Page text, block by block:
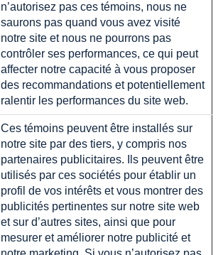
n’autorisez pas ces témoins, nous ne
saurons pas quand vous avez visité
notre site et nous ne pourrons pas
contrôler ses performances, ce qui peut
affecter notre capacité à vous proposer
des recommandations et potentiellement
ralentir les performances du site web.
Ces témoins peuvent être installés sur
notre site par des tiers, y compris nos
partenaires publicitaires. Ils peuvent être
utilisés par ces sociétés pour établir un
profil de vos intérêts et vous montrer des
publicités pertinentes sur notre site web
et sur d’autres sites, ainsi que pour
mesurer et améliorer notre publicité et